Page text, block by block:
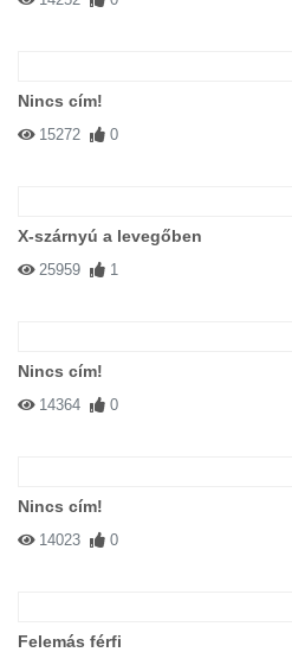
Nincs cím!
15272 0
X-szárnyú a levegőben
25959 1
Nincs cím!
14364 0
Nincs cím!
14023 0
Felemás férfi